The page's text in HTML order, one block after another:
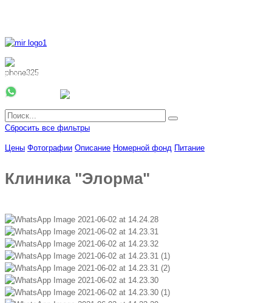
8 962 888 51 55
Сбросить все фильтры
Цены Фотографии Описание Номерной фонд Питание
Клиника "Элорма"